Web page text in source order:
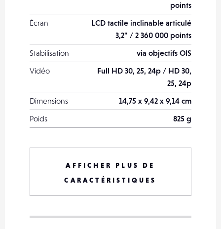
points
Écran
LCD tactile inclinable articulé
3,2" / 2 360 000 points
Stabilisation
via objectifs OIS
Vidéo
Full HD 30, 25, 24p / HD 30,
25, 24p
Dimensions
14,75 x 9,42 x 9,14 cm
Poids
825 g
Stockage / Carte mémoire
SD / SDHC /
AFFICHER PLUS DE
CARACTÉRISTIQUES